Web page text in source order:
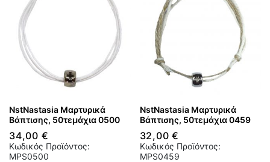
NstNastasia Μαρτυρικά
Βάπτισης, 50τεμάχια 0500
34,00 €
Κωδικός Προϊόντος:
MPS0500
NstNastasia Μαρτυρικά
Βάπτισης, 50τεμάχια 0459
32,00 €
Κωδικός Προϊόντος:
MPS0459